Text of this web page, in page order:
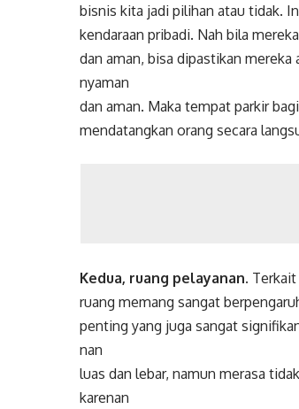
bisnis kita jadi pilihan atau tidak.
kendaraan pribadi. Nah bila
dan aman, bisa dipastikan
nyaman
dan aman. Maka tempat parkir
mendatangkan orang secara
Kedua, ruang pelayanan. Terkait
ruang memang sangat
penting yang juga sangat
nan
luas dan lebar, namun merasa
karenan